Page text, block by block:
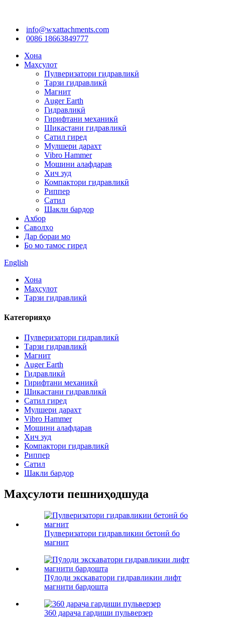
info@wxattachments.com
0086 18663849777
Хона
Маҳсулот
Пулверизатори гидравликӣ
Тарзи гидравликӣ
Магнит
Auger Earth
Гидравликӣ
Гирифтани механикӣ
Шикастани гидравликӣ
Сатил гиред
Мулшери дарахт
Vibro Hammer
Мошини алафдарав
Хич зуд
Компактори гидравликӣ
Риппер
Сатил
Шакли бардор
Ахбор
Саволҳо
Дар бораи мо
Бо мо тамос гиред
English
Хона
Маҳсулот
Тарзи гидравликӣ
Категорияҳо
Пулверизатори гидравликӣ
Тарзи гидравликӣ
Магнит
Auger Earth
Гидравликӣ
Гирифтани механикӣ
Шикастани гидравликӣ
Сатил гиред
Мулшери дарахт
Vibro Hammer
Мошини алафдарав
Хич зуд
Компактори гидравликӣ
Риппер
Сатил
Шакли бардор
Маҳсулоти пешниҳодшуда
Пулверизатори гидравликии бетонӣ бо
магнит
Пӯлоди экскаватори гидравликии лифт
магнити бардошта
360 дараҷа гардиши пульверзер